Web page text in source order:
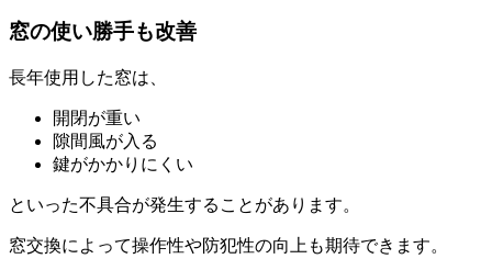
窓の使い勝手も改善
長年使用した窓は、
開閉が重い
隙間風が入る
鍵がかかりにくい
といった不具合が発生することがあります。
窓交換によって操作性や防犯性の向上も期待できます。